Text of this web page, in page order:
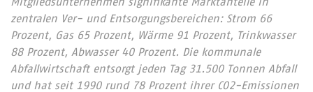
zentralen Ver- und Entsorgungsbereichen: Strom 66
Prozent, Gas 65 Prozent, Wärme 91 Prozent, Trinkwasser
88 Prozent, Abwasser 40 Prozent. Die kommunale
Abfallwirtschaft entsorgt jeden Tag 31.500 Tonnen Abfall
und hat seit 1990 rund 78 Prozent ihrer CO2-Emissionen